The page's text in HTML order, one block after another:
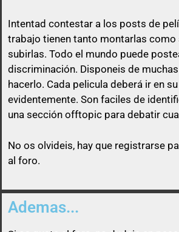
Así que un usuario que esconda
libre de pasárselo a quien quiera
obligación
Intentad contestar a los posts de
trabajo tienen tanto montarlas como
subirlas. Todo el mundo puede
discriminación. Disponeis de
hacerlo. Cada pelicula deberá ir en
evidentemente. Son faciles de
una sección offtopic para debatir
No os olvideis, hay que registrarse
al foro.
Ademas...